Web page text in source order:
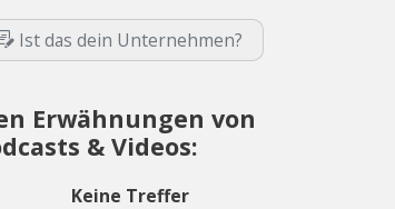
Ist das dein Unternehmen?
Erwähnungen von
& Videos:
Keine Treffer